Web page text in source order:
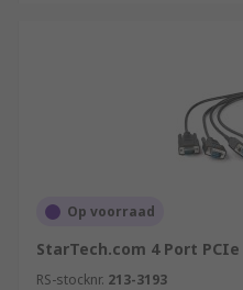
Op voorraad
StarTech.com 4 Port PCIe
RS-stocknr. 213-3193